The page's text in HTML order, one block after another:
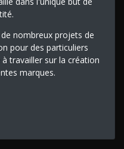
nombreux projets de
pour des particuliers
travailler sur la création
marques.